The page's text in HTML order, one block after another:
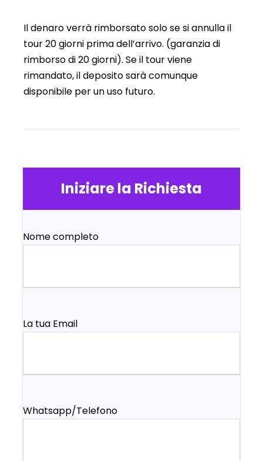
Iniziare la Richiesta
Nome completo
La tua Email
Whatsapp/Telefono
Il denaro verrà rimborsato solo se si annulla il
tour 20 giorni prima dell’arrivo. (garanzia di
rimborso di 20 giorni). Se il tour viene
rimandato, il deposito sarà comunque
disponibile per un uso futuro.